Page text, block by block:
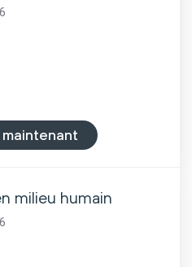
milieu humain